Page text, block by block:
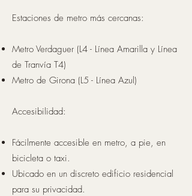
Estaciones de metro más cercanas:
Metro Verdaguer (L4 - Línea Amarilla y Línea
de Tranvía T4)
Metro de Girona (L5 - Línea Azul)
Accesibilidad:
Fácilmente accesible en metro, a pie, en
bicicleta o taxi.
Ubicado en un discreto edificio residencial
para su privacidad.